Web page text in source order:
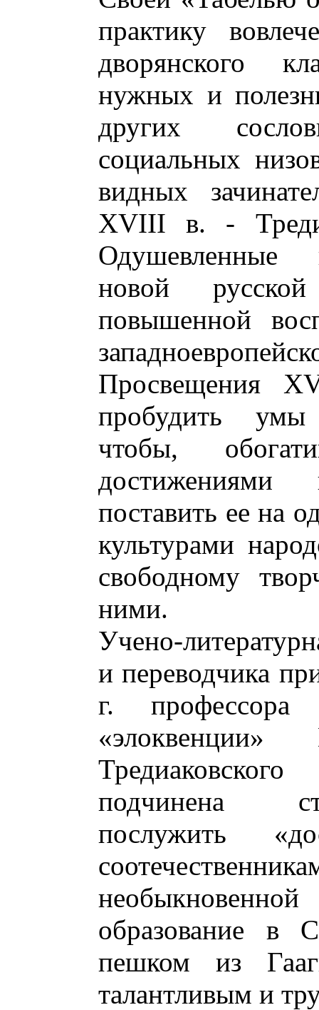
практику
дворянского
нужных и
других
социальных
видных
XVIII в. -
Одушевленные
новой
повышенной
Просвещения
пробудить умы
чтобы,
достижениями
поставить ее на
культурами
свободному
ними.
Учено-
и переводчика
г. профессора
«элоквенции»
подчинена
послужить
образование в
пешком из
талантливым и